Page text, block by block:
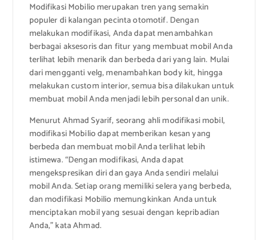
Modifikasi Mobilio merupakan tren yang semakin
populer di kalangan pecinta otomotif. Dengan
melakukan modifikasi, Anda dapat menambahkan
berbagai aksesoris dan fitur yang membuat mobil Anda
terlihat lebih menarik dan berbeda dari yang lain. Mulai
dari mengganti velg, menambahkan body kit, hingga
melakukan custom interior, semua bisa dilakukan untuk
membuat mobil Anda menjadi lebih personal dan unik.
Menurut Ahmad Syarif, seorang ahli modifikasi mobil,
modifikasi Mobilio dapat memberikan kesan yang
berbeda dan membuat mobil Anda terlihat lebih
istimewa. “Dengan modifikasi, Anda dapat
mengekspresikan diri dan gaya Anda sendiri melalui
mobil Anda. Setiap orang memiliki selera yang berbeda,
dan modifikasi Mobilio memungkinkan Anda untuk
menciptakan mobil yang sesuai dengan kepribadian
Anda,” kata Ahmad.